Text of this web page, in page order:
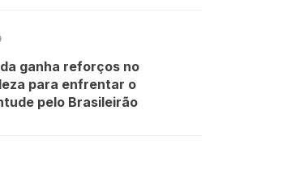
ganha reforços no
para enfrentar o
pelo Brasileirão